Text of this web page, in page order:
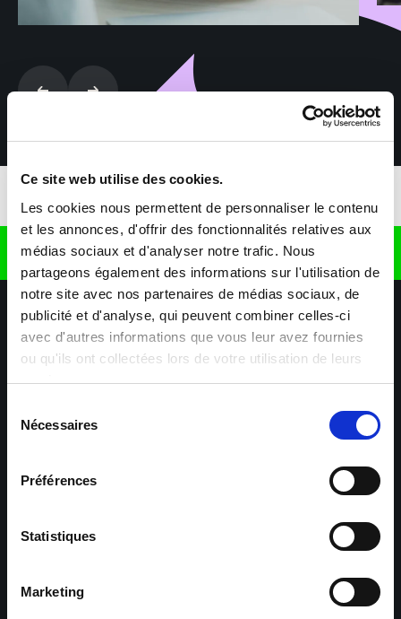
Ce site web utilise des cookies.
Les cookies nous permettent de personnaliser le contenu
et les annonces, d'offrir des fonctionnalités relatives aux
médias sociaux et d'analyser notre trafic. Nous
partageons également des informations sur l'utilisation de
notre site avec nos partenaires de médias sociaux, de
publicité et d'analyse, qui peuvent combiner celles-ci
avec d'autres informations que vous leur avez fournies
ou qu'ils ont collectées lors de votre utilisation de leurs
services.
Nécessaires
Préférences
Statistiques
Marketing
Retrouvez nous sur
Nos agences Aide & Contact
Maxiplan
Mulhouse – Industrie,
Logistique, Transport et
Bâtiment et Tertiaire
Logistique, Bâtiment et